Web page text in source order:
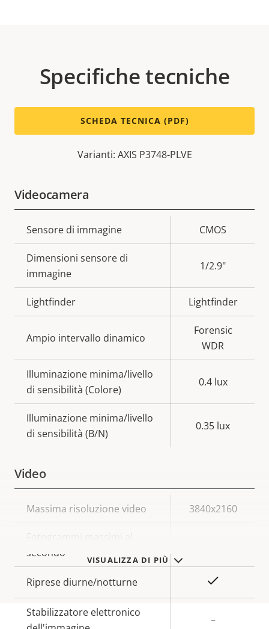
VISUALIZZA DI PIÙ
Specifiche tecniche
SCHEDA TECNICA (PDF)
Varianti: AXIS P3748-PLVE
Videocamera
Descrizione
della
proprietà
Valore
della
proprietà
Sensore di immagine CMOS
Dimensioni sensore di
immagine
1/2.9"
Lightfinder Lightfinder
Ampio intervallo dinamico
Forensic
WDR
Illuminazione minima/livello
di sensibilità (Colore)
0.4 lux
Illuminazione minima/livello
di sensibilità (B/N)
0.35 lux
Video
Descrizione
Valore
Massima risoluzione video 3840x2160
secondo
Riprese diurne/notturne
Stabilizzatore elettronico
–